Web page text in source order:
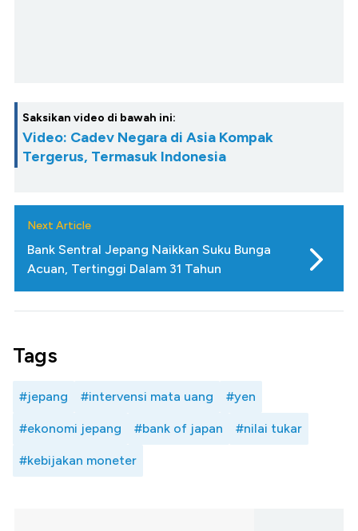
Saksikan video di bawah ini:
Video: Cadev Negara di Asia Kompak
Tergerus, Termasuk Indonesia
Next Article
Bank Sentral Jepang Naikkan Suku Bunga
Acuan, Tertinggi Dalam 31 Tahun
Tags
#jepang #intervensi mata uang #yen
#ekonomi jepang #bank of japan #nilai tukar
#kebijakan moneter